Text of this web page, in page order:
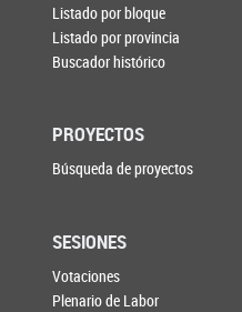
Listado por bloque
Listado por provincia
Buscador histórico
PROYECTOS
Búsqueda de proyectos
SESIONES
Votaciones
Plenario de Labor